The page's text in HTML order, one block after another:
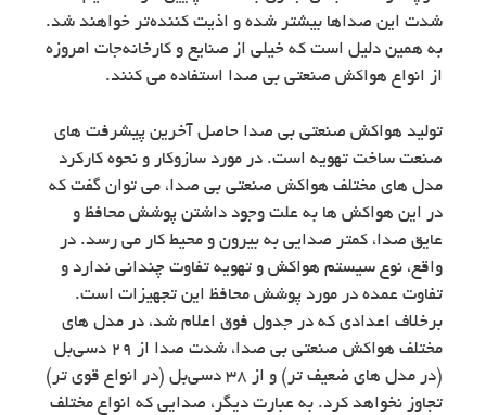
شدت این صداها بیشتر شده و اذیت‌ کننده‌تر خواهند شد.
به همین دلیل است که خیلی از صنایع و کارخانه‌جات امروزه
از انواع هواکش صنعتی بی صدا استفاده می کنند.
تولید هواکش صنعتی بی صدا حاصل آخرین پیشرفت های
صنعت ساخت تهویه است. در مورد سازوکار و نحوه کارکرد
مدل های مختلف هواکش صنعتی بی صدا، می توان گفت که
در این هواکش ها به علت وجود داشتن پوشش محافظ و
عایق صدا،‌ کمتر صدایی به بیرون و محیط کار می رسد. در
واقع، نوع سیستم هواکش و تهویه تفاوت چندانی ندارد و
تفاوت عمده در مورد پوشش محافظ این تجهیزات است.
برخلاف اعدادی که در جدول فوق اعلام شد، در مدل های
مختلف هواکش صنعتی بی صدا‎، شدت صدا از 29 دسی‌بل
(در مدل های ضعیف تر) و از 38 دسی‌بل (در انواع قوی تر)
تجاوز نخواهد کرد. به عبارت دیگر، صدایی که انواع مختلف